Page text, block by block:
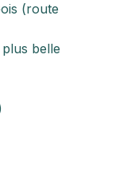
(route
belle